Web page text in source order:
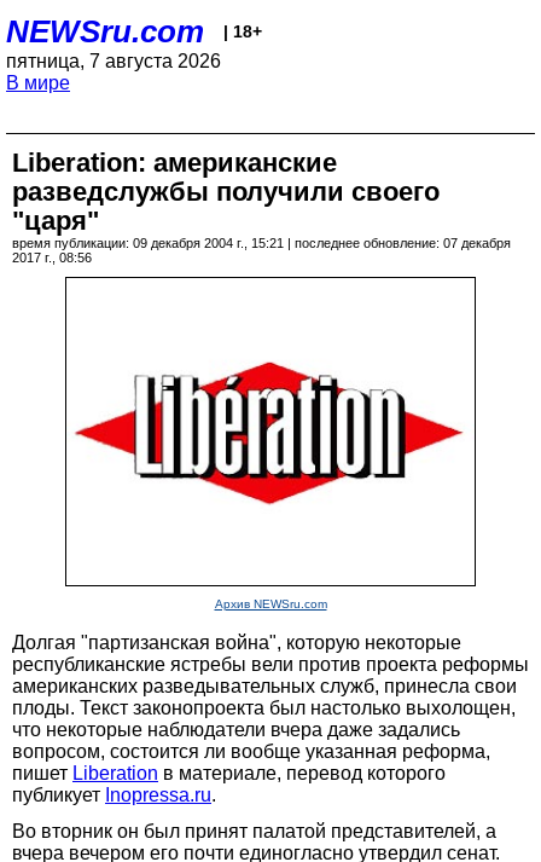
NEWSru.com | 18+
пятница, 7 августа 2026
В мире
Liberation: американские
разведслужбы получили своего
"царя"
время публикации: 09 декабря 2004 г., 15:21 | последнее обновление: 07 декабря
2017 г., 08:56
Архив NEWSru.com
Долгая "партизанская война", которую некоторые
республиканские ястребы вели против проекта реформы
американских разведывательных служб, принесла свои
плоды. Текст законопроекта был настолько выхолощен,
что некоторые наблюдатели вчера даже задались
вопросом, состоится ли вообще указанная реформа,
пишет Liberation в материале, перевод которого
публикует Inopressa.ru.
Во вторник он был принят палатой представителей, а
вчера вечером его почти единогласно утвердил сенат.